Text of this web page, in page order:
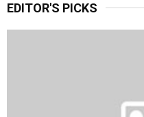
c
EDITOR'S PICKS